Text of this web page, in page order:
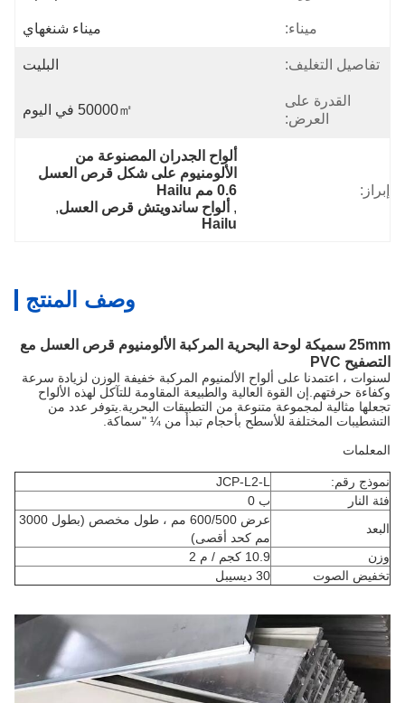
ميناء: ميناء شنغهاي
تفاصيل التغليف: البليت
القدرة على
العرض:
50000㎡ في اليوم
إبراز:
ألواح الجدران المصنوعة من
الألومنيوم على شكل قرص العسل
0.6 مم Hailu
, ألواح ساندويتش قرص العسل ,
Hailu
وصف المنتج
25mm سميكة لوحة البحرية المركبة الألومنيوم قرص العسل مع
التصفيح PVC
لسنوات ، اعتمدنا على ألواح الألمنيوم المركبة خفيفة الوزن لزيادة سرعة
وكفاءة حرفتهم.إن القوة العالية والطبيعة المقاومة للتآكل لهذه الألواح
تجعلها مثالية لمجموعة متنوعة من التطبيقات البحرية.يتوفر عدد من
التشطيبات المختلفة للأسطح بأحجام تبدأ من ¼ "سماكة.
المعلمات
نموذج رقم:
JCP-L2-L
فئة النار
ب 0
البعد
عرض 600/500 مم ، طول مخصص (بطول 3000
مم كحد أقصى)
وزن
10.9 كجم / م 2
تخفيض الصوت
30 ديسيبل